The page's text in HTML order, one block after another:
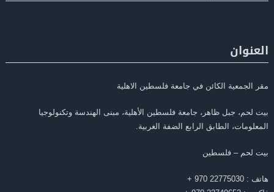
العنوان
مقر الجمعية الكائن في جامعة فلسطين الاهلية
بيت لحم، جبل ظاهر، جامعة فلسطين الأهلية، مبنى الهندسة وتكنولوجيا
المعلومات، الطابق الرابع الضفة الغربية.
بيت لحم – فلسطين
هاتف : 22775030 970 +